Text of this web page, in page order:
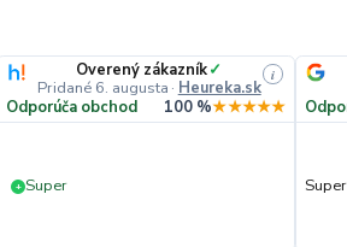
Overený zákazník✓
Pridané 6. augusta · Heureka.sk
i
Odporúča obchod 100 %★★★★★
+ Super